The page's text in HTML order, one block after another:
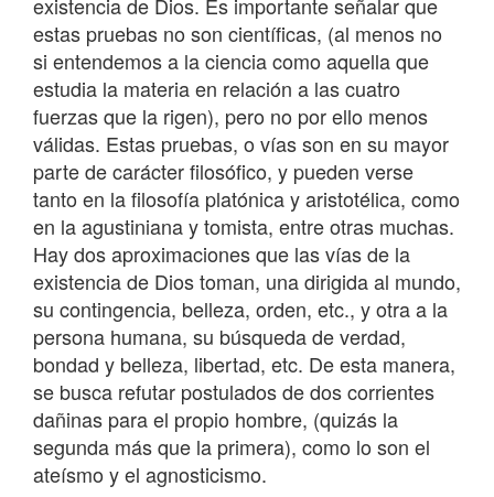
estas pruebas no son científicas, (al menos no
si entendemos a la ciencia como aquella que
estudia la materia en relación a las cuatro
fuerzas que la rigen), pero no por ello menos
válidas. Estas pruebas, o vías son en su mayor
parte de carácter filosófico, y pueden verse
tanto en la filosofía platónica y aristotélica, como
en la agustiniana y tomista, entre otras muchas.
Hay dos aproximaciones que las vías de la
existencia de Dios toman, una dirigida al mundo,
su contingencia, belleza, orden, etc., y otra a la
persona humana, su búsqueda de verdad,
bondad y belleza, libertad, etc. De esta manera,
se busca refutar postulados de dos corrientes
dañinas para el propio hombre, (quizás la
segunda más que la primera), como lo son el
ateísmo y el agnosticismo.